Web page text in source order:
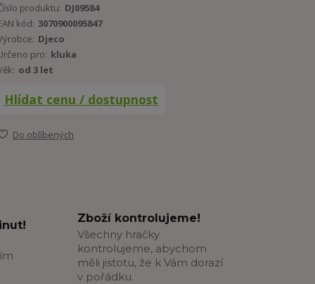
produktu: DJ09584
kód: 3070900095847
Djeco
pro: kluka
od 3 let
Hlídat cenu / dostupnost
Do oblíbených
Zboží kontrolujeme!
Všechny hračky
kontrolujeme, abychom
měli jistotu, že k Vám dorazí
v pořádku.